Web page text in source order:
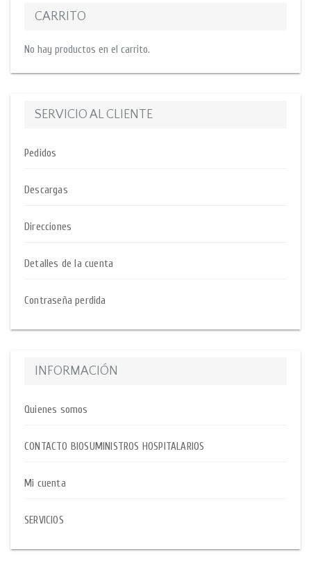
CARRITO
No hay productos en el carrito.
SERVICIO AL CLIENTE
Pedidos
Descargas
Direcciones
Detalles de la cuenta
Contraseña perdida
INFORMACIÓN
Quienes somos
CONTACTO BIOSUMINISTROS HOSPITALARIOS
Mi cuenta
SERVICIOS